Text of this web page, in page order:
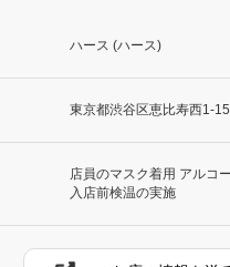
ハース (ハース)
東京都渋谷区恵比寿西1-
店員のマスク着用 アルコ
入店前検温の実施